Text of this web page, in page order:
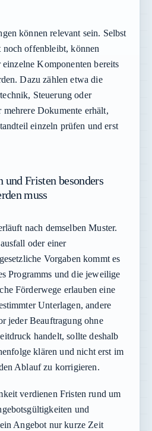
können relevant sein. Selbst
noch offenbleibt, können
Komponenten bereits
Dazu zählen etwa die
Steuerung oder
Dokumente erhält,
einzeln prüfen und erst
und Fristen besonders
muss
nach demselben Muster.
oder einer
Vorgaben kommt es
Programms und die jeweilige
Förderwege erlauben eine
Unterlagen, andere
jeder Beauftragung ohne
handelt, sollte deshalb
klären und nicht erst im
Ablauf zu korrigieren.
verdienen Fristen rund um
und
Angebot nur kurze Zeit